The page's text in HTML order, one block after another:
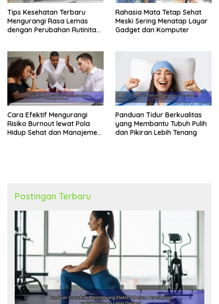
Tips Kesehatan Terbaru
Mengurangi Rasa Lemas
dengan Perubahan Rutinitas
Rahasia Mata Tetap Sehat
Meski Sering Menatap Layar
Gadget dan Komputer
Cara Efektif Mengurangi
Risiko Burnout lewat Pola
Hidup Sehat dan Manajemen
Panduan Tidur Berkualitas
yang Membantu Tubuh Pulih
dan Pikiran Lebih Tenang
Postingan Terbaru